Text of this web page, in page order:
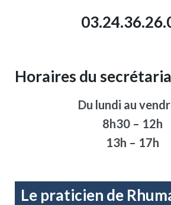
Horaires du
Du lundi au
8h30 – 12h
13h – 17h
Le praticien de